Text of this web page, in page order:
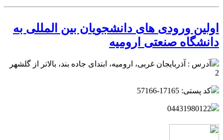
اولین ورودی های دانشجویان بین المللی به
دانشگاه صنعتی ارومیه
آدرس : آذربایجان غربی، ارومیه، ابتدای جاده بند، بالاتر از گلشهر
2
کد پستی: 17165-57166
04431980122